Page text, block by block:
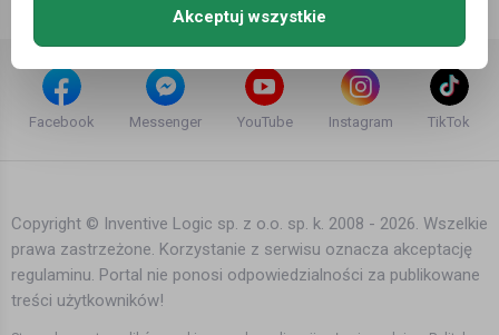
Facebook Messenger YouTube Instagram TikTok
Copyright © Inventive Logic sp. z o.o. sp. k. 2008 - 2026. Wszelkie
prawa zastrzeżone. Korzystanie z serwisu oznacza akceptację
regulaminu. Portal nie ponosi odpowiedzialności za publikowane
treści użytkowników!
Akceptuj wszystkie